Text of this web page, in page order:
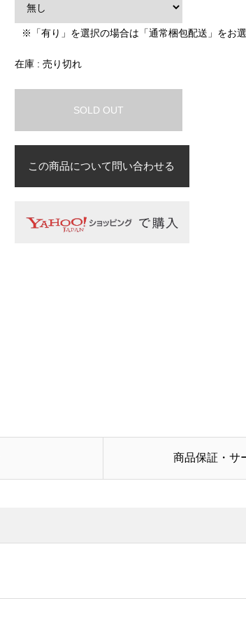
※「有り」を選択の場合は「通常梱包配送」をお
在庫 : 売り切れ
SOLD OUT
この商品について問い合わせる
商品保証・サ